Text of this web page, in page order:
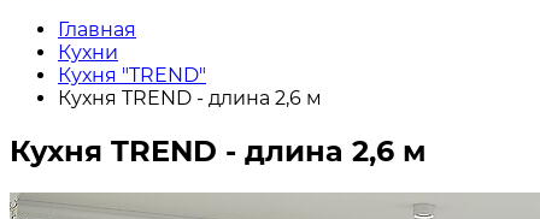
Главная
Кухни
Кухня "TREND"
Кухня TREND - длина 2,6 м
Кухня TREND - длина 2,6 м